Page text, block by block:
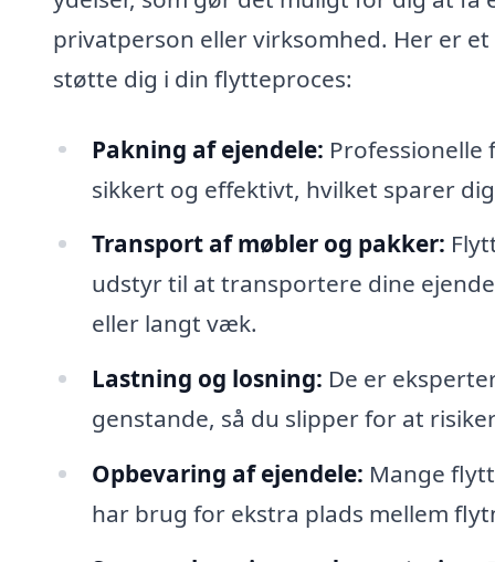
privatperson eller virksomhed. Her er
støtte dig i din flytteproces:
Pakning af ejendele:
sikkert og effektivt, hvilket sparer
Transport af møbler og pakker:
udstyr til at transportere dine
eller langt væk.
Lastning og losning: De er
genstande, så du slipper for at
Opbevaring af ejendele: Mange
har brug for ekstra plads mellem